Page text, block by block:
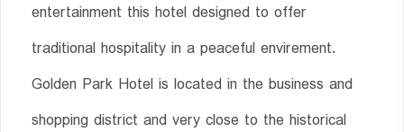
entertainment this hotel designed to offer
traditional hospitality in a peaceful envirement.
Golden Park Hotel is located in the business and
shopping district and very close to the historical